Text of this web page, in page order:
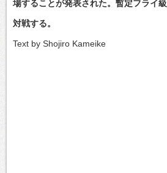
場することが発表された。暫定フライ
対戦する。
Text by Shojiro Kameike